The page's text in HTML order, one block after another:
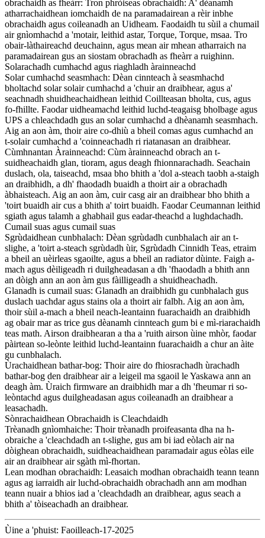
obrachaidh as fheàrr: Tron phròiseas obrachaidh: A' dèanamh
atharrachaidhean iomchaidh de na paramadairean a rèir inbhe
obrachaidh agus coileanadh an Uidheam. Faodaidh tu sùil a chumail
air gnìomhachd a 'motair, leithid astar, Torque, Torque, msaa. Tro
obair-làthaireachd deuchainn, agus mean air mhean atharraich na
paramadairean gus an siostam obrachadh as fheàrr a ruighinn.
Solarachadh cumhachd agus riaghladh àrainneachd
Solar cumhachd seasmhach: Dèan cinnteach à seasmhachd
bholtachd solar solair cumhachd a 'chuir an draibhear, agus a'
seachnadh shuidheachaidhean leithid Coillteasan bholta, cus, agus
fo-fhillte. Faodar uidheamachd leithid luchd-teagaisg bholbage agus
UPS a chleachdadh gus an solar cumhachd a dhèanamh seasmhach.
Aig an aon àm, thoir aire co-dhiù a bheil comas agus cumhachd an
t-solair cumhachd a 'coinneachadh ri riatanasan an draibhear.
Cùmhnantan Àrainneachd: Cùm àrainneachd obrach an t-
suidheachaidh glan, tioram, agus deagh fhionnarachadh. Seachain
duslach, ola, taiseachd, msaa bho bhith a 'dol a-steach taobh a-staigh
an draibhidh, a dh' fhaodadh buaidh a thoirt air a obrachadh
àbhaisteach. Aig an aon àm, cuir casg air an draibhear bho bhith a
'toirt buaidh air cus a bhith a' toirt buaidh. Faodar Ceumannan leithid
sgiath agus talamh a ghabhail gus eadar-theachd a lughdachadh.
Cumail suas agus cumail suas
Sgrùdaidhean cunbhalach: Dèan sgrùdadh cunbhalach air an t-
slighe, a 'toirt a-steach sgrùdadh ùir, Sgrùdadh Cinnidh Teas, etraim
a bheil an uèirleas sgaoilte, agus a bheil an radiator dùinte. Faigh a-
mach agus dèiligeadh ri duilgheadasan a dh 'fhaodadh a bhith ann
an dòigh ann an aon àm gus fàilligeadh a shuidheachadh.
Glanadh is cumail suas: Glanadh an draibhidh gu cunbhalach gus
duslach uachdar agus stains ola a thoirt air falbh. Aig an aon àm,
thoir sùil a-mach a bheil neach-leantainn fuarachaidh an draibhidh
ag obair mar as trice gus dèanamh cinnteach gum bi e mì-riarachaidh
teas math. Airson draibhearan a tha a 'ruith airson ùine mhòr, faodar
pàirtean so-leònte leithid luchd-leantainn fuarachaidh a chur an àite
gu cunbhalach.
Ùrachaidhean bathar-bog: Thoir aire do fhiosrachadh ùrachadh
bathar-bog den draibhear air a leigeil ma sgaoil le Yaskawa ann an
deagh àm. Ùraich firmware an draibhidh mar a dh 'fheumar ri so-
leòntachd agus duilgheadasan agus coileanadh an draibhear a
leasachadh.
Sònrachaidhean Obrachaidh is Cleachdaidh
Trèanadh gnìomhaiche: Thoir trèanadh proifeasanta dha na h-
obraiche a 'cleachdadh an t-slighe, gus am bi iad eòlach air na
dòighean obrachaidh, suidheachaidhean paramadair agus eòlas eile
air an draibhear air sgàth mì-fhortan.
Lean modhan obrachaidh: Leasaich modhan obrachaidh teann teann
agus ag iarraidh air luchd-obrachaidh obrachadh ann am modhan
teann nuair a bhios iad a 'cleachdadh an draibhear, agus seach a
bhith a' tòiseachadh an draibhear.
Ùine a 'phuist: Faoilleach-17-2025